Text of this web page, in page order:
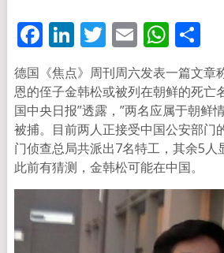
Facebook
LinkedIn
Twitter
Email分
享
德国《焦点》周刊周六发表一篇文章
恩的侄子金韩松或被列在朝鲜的死亡
国中央日报”透露，”两名应属于朝鲜
被捕。目前两人正接受中国公安部门
门侦查总局共派出7名特工，其余5人
此前有猜测，金韩松可能在中国。